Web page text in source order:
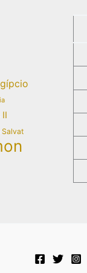
II
Salvat